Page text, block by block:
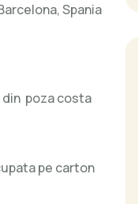
Spania
din poza costa
pe carton